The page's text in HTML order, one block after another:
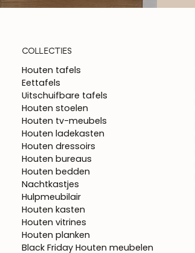
COLLECTIES
Houten tafels
Eettafels
Uitschuifbare tafels
Houten stoelen
Houten tv-meubels
Houten ladekasten
Houten dressoirs
Houten bureaus
Houten bedden
Nachtkastjes
Hulpmeubilair
Houten kasten
Houten vitrines
Houten planken
Black Friday Houten meubelen